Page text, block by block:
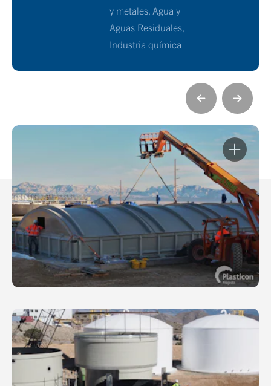
y metales, Agua y
Aguas Residuales,
Industria química